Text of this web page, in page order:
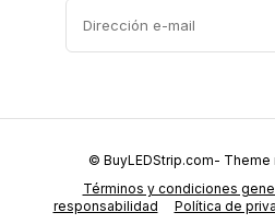
Términos y condiciones
responsabilidad
Política de
© BuyLEDStrip.com- Theme